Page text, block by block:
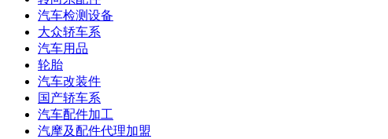
汽车检测设备
大众轿车系
汽车用品
轮胎
汽车改装件
国产轿车系
汽车配件加工
汽摩及配件代理加盟